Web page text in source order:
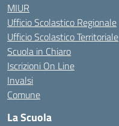
MIUR
Ufficio Scolastico Regionale
Ufficio Scolastico Territoriale
Scuola in Chiaro
Iscrizioni On Line
Invalsi
Comune
La Scuola